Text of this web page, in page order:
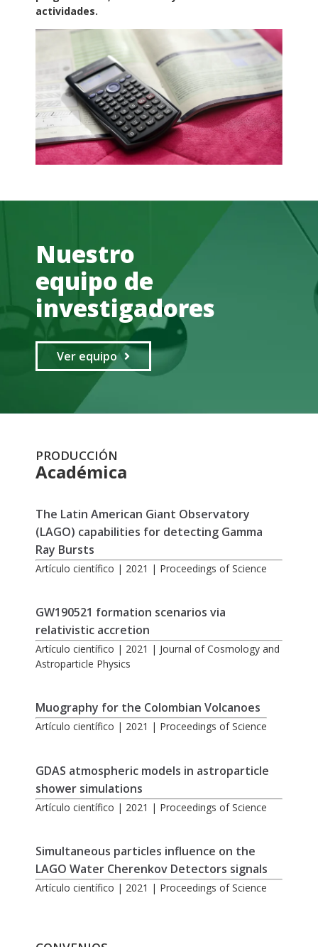
actividades.
Nuestro
equipo de
investigadores
Ver equipo
PRODUCCIÓN
Académica
The Latin American Giant Observatory
(LAGO) capabilities for detecting Gamma
Ray Bursts
Artículo científico | 2021 | Proceedings of Science
GW190521 formation scenarios via
relativistic accretion
Artículo científico | 2021 | Journal of Cosmology and
Astroparticle Physics
Muography for the Colombian Volcanoes
Artículo científico | 2021 | Proceedings of Science
GDAS atmospheric models in astroparticle
shower simulations
Artículo científico | 2021 | Proceedings of Science
Simultaneous particles influence on the
LAGO Water Cherenkov Detectors signals
Artículo científico | 2021 | Proceedings of Science